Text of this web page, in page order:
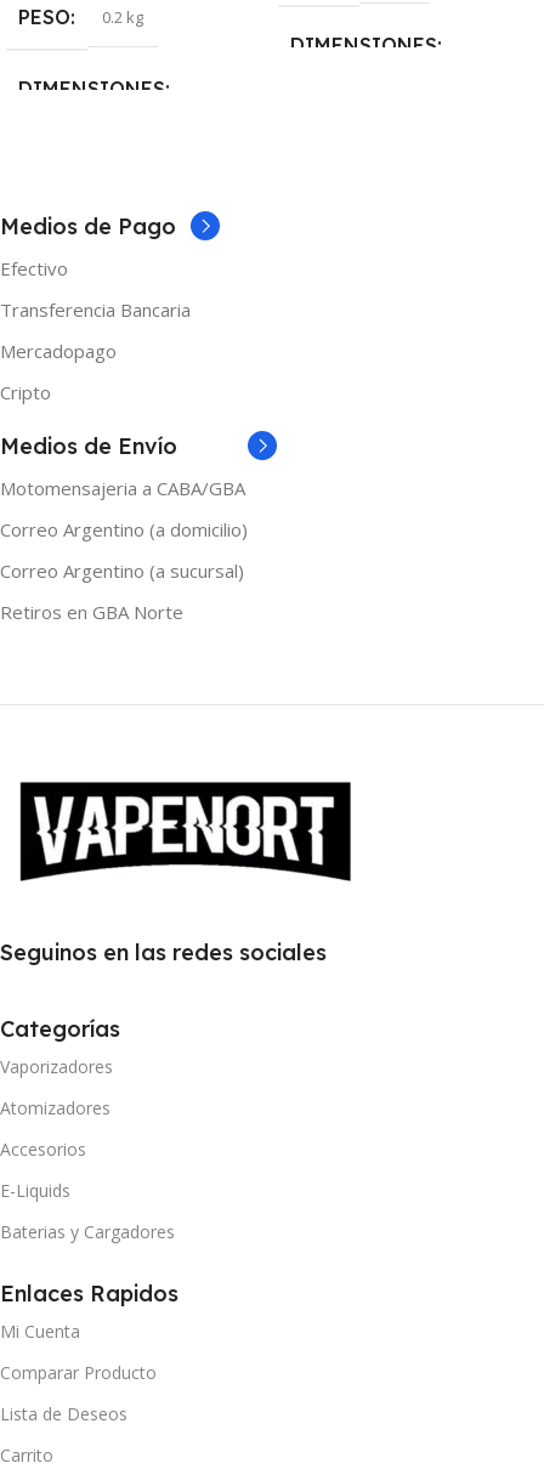
PESO 0.2 kg
DIMENSIONES
NICOTINA 3mg
TAMAÑO
DIMENSIONES
Medios de Pago
Efectivo
Transferencia Bancaria
Mercadopago
Cripto
Medios de Envío
Motomensajeria a CABA/GBA
Correo Argentino (a domicilio)
Correo Argentino (a sucursal)
Retiros en GBA Norte
Seguinos en las redes sociales
Categorías
Vaporizadores
Atomizadores
Accesorios
E-Liquids
Baterias y Cargadores
Enlaces Rapidos
Mi Cuenta
Comparar Producto
Lista de Deseos
Carrito